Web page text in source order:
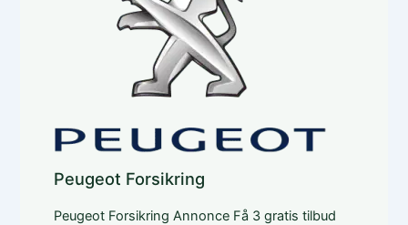
Peugeot Forsikring
Peugeot Forsikring Annonce Få 3 gratis tilbud